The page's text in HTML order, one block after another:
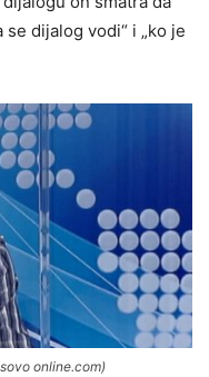
dijalog vodi“ i „ko je
online.com)